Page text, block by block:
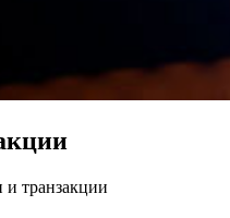
транзакции